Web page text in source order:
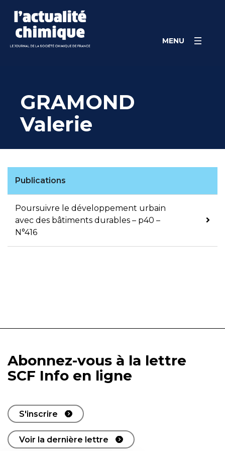
content
MENU
GRAMOND
Valerie
Publications
Poursuivre le développement urbain
avec des bâtiments durables – p40 –
N°416
Abonnez-vous à la lettre
SCF Info en ligne
S'inscrire
Voir la dernière lettre